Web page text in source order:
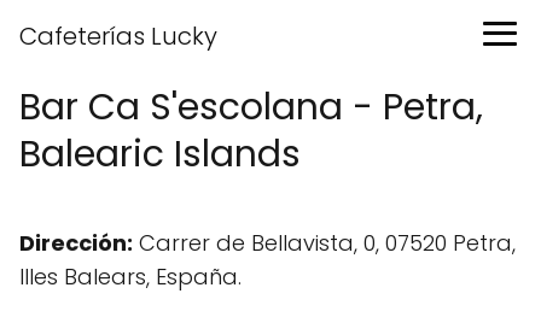
Cafeterías Lucky
Bar Ca S'escolana - Petra,
Balearic Islands
Dirección: Carrer de Bellavista, 0, 07520 Petra,
Illes Balears, España.